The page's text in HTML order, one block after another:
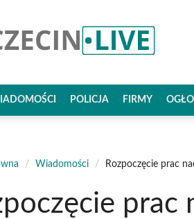
POLICJA FIRMY
/ Wiadomości / Rozpoczęcie prac
prac